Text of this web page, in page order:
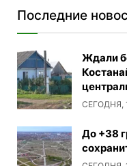
Последние
Ждали
СЕГОДНЯ,
До +38